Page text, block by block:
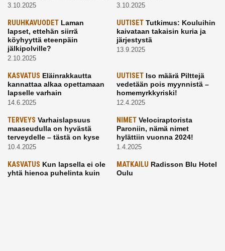
3.10.2025 3.10.2025
RUUHKAVUODET Laman
lapset, ettehän siirrä
köyhyyttä eteenpäin
jälkipolville?
2.10.2025
UUTISETTutkimus: Kouluihin
kaivataan takaisin kuria ja
järjestystä
13.9.2025
KASVATUS Eläinrakkautta
kannattaa alkaa opettamaan
lapselle varhain
14.6.2025
UUTISETIso määrä Pilttejä
vedetään pois myynnistä –
homemyrkkyriski!
12.4.2025
TERVEYS Varhaislapsuus
maaseudulla on hyvästä
terveydelle – tästä on kyse
10.4.2025
NIMETVelociraptorista
Paroniin, nämä nimet
hylättiin vuonna 2024!
1.4.2025
KASVATUS Kun lapsella ei ole
yhtä hienoa puhelinta kuin
MATKAILU Radisson Blu Hotel
Oulu